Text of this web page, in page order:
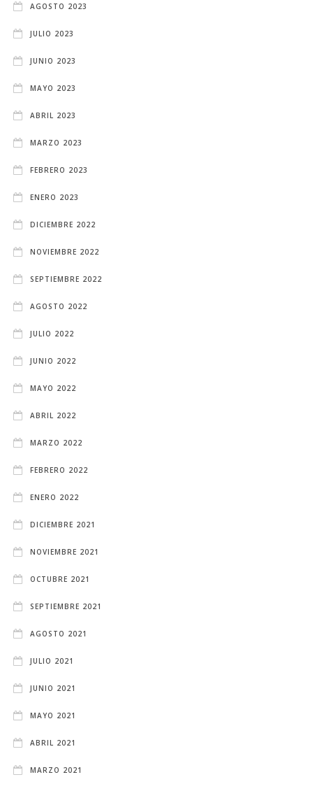
AGOSTO 2023
JULIO 2023
JUNIO 2023
MAYO 2023
ABRIL 2023
MARZO 2023
FEBRERO 2023
ENERO 2023
DICIEMBRE 2022
NOVIEMBRE 2022
SEPTIEMBRE 2022
AGOSTO 2022
JULIO 2022
JUNIO 2022
MAYO 2022
ABRIL 2022
MARZO 2022
FEBRERO 2022
ENERO 2022
DICIEMBRE 2021
NOVIEMBRE 2021
OCTUBRE 2021
SEPTIEMBRE 2021
AGOSTO 2021
JULIO 2021
JUNIO 2021
MAYO 2021
ABRIL 2021
MARZO 2021